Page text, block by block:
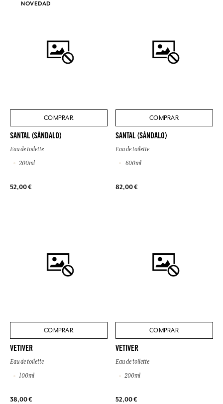
NOVEDAD
COMPRAR
SANTAL (SÁNDALO)
Eau de toilette
200ml
52,00 €
COMPRAR
SANTAL (SÁNDALO)
Eau de toilette
600ml
82,00 €
COMPRAR
VETIVER
Eau de toilette
100ml
38,00 €
COMPRAR
VETIVER
Eau de toilette
200ml
52,00 €